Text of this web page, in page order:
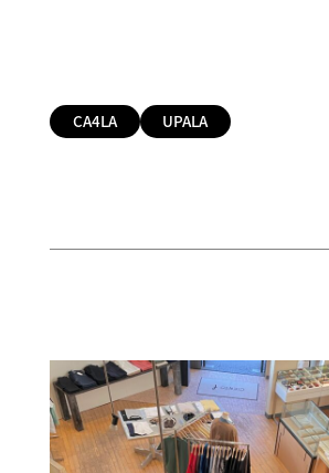
CA4LA UPALA